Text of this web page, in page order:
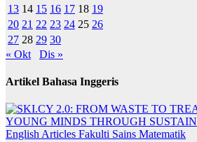
13 14 15 16 17 18 19
20 21 22 23 24 25 26
27 28 29 30
« Okt
Dis »
Artikel Bahasa Inggeris
English Articles Fakulti Sains Matematik